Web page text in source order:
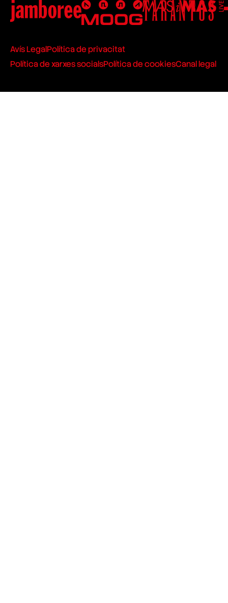
Avís LegalPolítica de privacitat
Política de xarxes socialsPolítica de cookiesCanal legal